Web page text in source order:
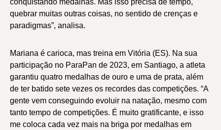
conquistando medalhas. Mas isso precisa de tempo,
quebrar muitas outras coisas, no sentido de crenças e
paradigmas”, analisa.
Mariana é carioca, mas treina em Vitória (ES). Na sua
participação no ParaPan de 2023, em Santiago, a atleta
garantiu quatro medalhas de ouro e uma de prata, além
de ter batido sete vezes os recordes das competições. “A
gente vem conseguindo evoluir na natação, mesmo com
tanto tempo de competições. É muito gratificante, e isso
me coloca cada vez mais na briga por medalhas em